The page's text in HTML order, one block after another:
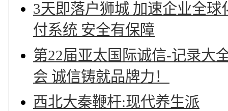
3天即落户狮城 加速企业全球
付系统 安全有保障
第22届亚太国际诚信-记录大
会 诚信铸就品牌力！
西北大秦鞭杆:现代养生派